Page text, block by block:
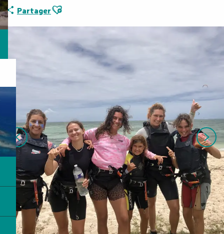
PartagerAjouter aux favoris